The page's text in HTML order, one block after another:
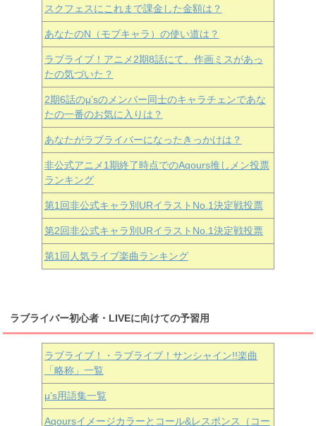
スクフェスにこれまで課金した金額は？
あなたのN（モブキャラ）の使い道は？
ラブライブ！アニメ2期8話にて、作画ミスがあっ
たの気づいた？
2期6話のμ’sのメンバー同士のキャラチェンであな
たの一番のお気に入りは？
あなたがラブライバーになったきっかけは？
非公式アニメ1期終了時点でのAqours推しメン投票
ランキング
第1回非公式キャラ別URイラストNo.1決定戦投票
第2回非公式キャラ別URイラストNo.1決定戦投票
第1回人気ライブ楽曲ランキング
ラブライバー初心者・LIVEに向けての予習用
ラブライブ！・ラブライブ！サンシャイン!!楽曲
「略称」一覧
μ’s用語集一覧
Aqoursイメージカラーとコール&レスポンス（コー